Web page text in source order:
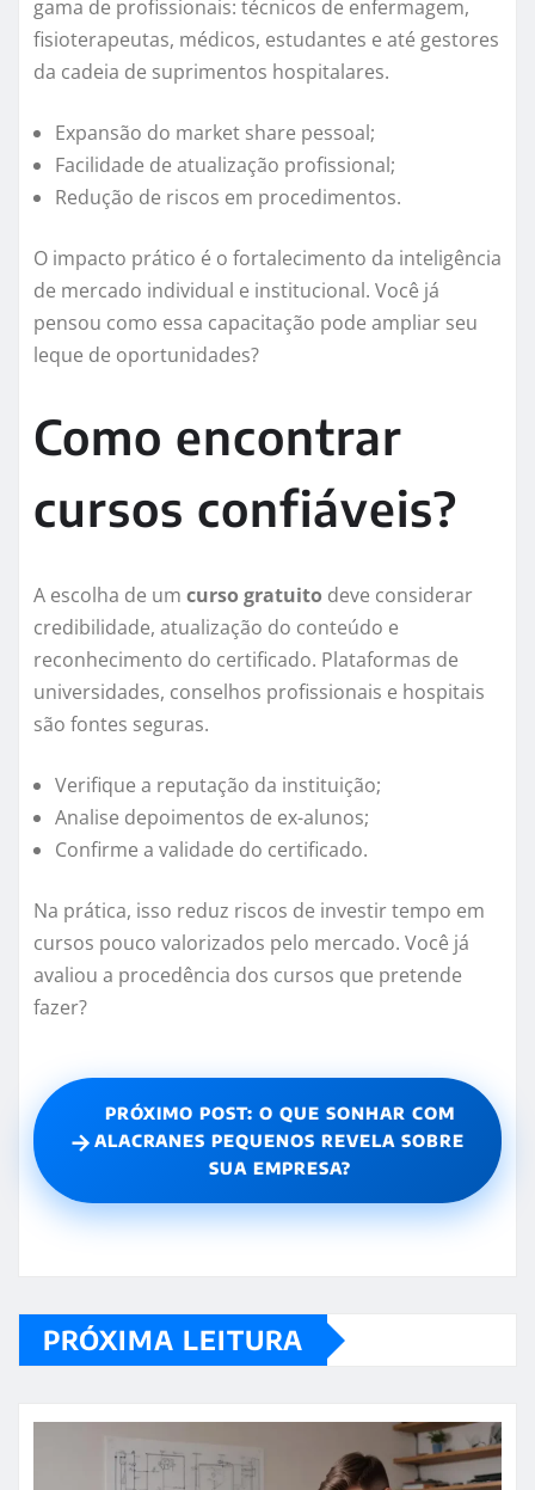
gama de profissionais: técnicos de enfermagem,
fisioterapeutas, médicos, estudantes e até gestores
da cadeia de suprimentos hospitalares.
Expansão do market share pessoal;
Facilidade de atualização profissional;
Redução de riscos em procedimentos.
O impacto prático é o fortalecimento da inteligência
de mercado individual e institucional. Você já
pensou como essa capacitação pode ampliar seu
leque de oportunidades?
Como encontrar
cursos confiáveis?
A escolha de um curso gratuito deve considerar
credibilidade, atualização do conteúdo e
reconhecimento do certificado. Plataformas de
universidades, conselhos profissionais e hospitais
são fontes seguras.
Verifique a reputação da instituição;
Analise depoimentos de ex-alunos;
Confirme a validade do certificado.
Na prática, isso reduz riscos de investir tempo em
cursos pouco valorizados pelo mercado. Você já
avaliou a procedência dos cursos que pretende
fazer?
→
PRÓXIMO POST: O QUE SONHAR COM
ALACRANES PEQUENOS REVELA SOBRE
SUA EMPRESA?
PRÓXIMA LEITURA